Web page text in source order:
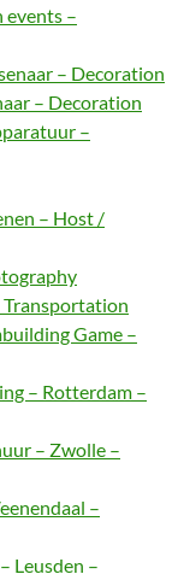
events –
– Decoration
– Decoration
–
– Host /
Transportation
Game –
– Rotterdam –
– Zwolle –
–
Leusden –